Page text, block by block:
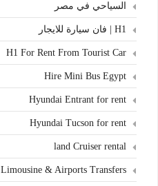
السياحي في مصر
H1 | فان سيارة للايجار
H1 For Rent From Tourist Car
Hire Mini Bus Egypt
Hyundai Entrant for rent
Hyundai Tucson for rent
land Cruiser rental
Limousine & Airports Transfers